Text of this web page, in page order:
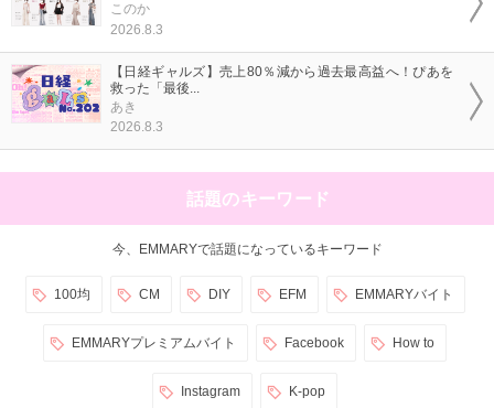
このか
2026.8.3
【日経ギャルズ】売上80％減から過去最高益へ！ぴあを
救った「最後...
あき
2026.8.3
話題のキーワード
今、EMMARYで話題になっているキーワード
100均 CM DIY EFM EMMARYバイト
EMMARYプレミアムバイト Facebook How to
Instagram K-pop